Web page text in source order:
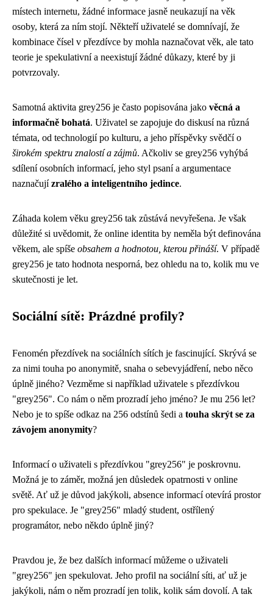
místech internetu, žádné informace jasně neukazují na věk
osoby, která za ním stojí. Někteří uživatelé se domnívají, že
kombinace čísel v přezdívce by mohla naznačovat věk, ale tato
teorie je spekulativní a neexistují žádné důkazy, které by ji
potvrzovaly.
Samotná aktivita grey256 je často popisována jako věcná a
informačně bohatá. Uživatel se zapojuje do diskusí na různá
témata, od technologií po kulturu, a jeho příspěvky svědčí o
širokém spektru znalostí a zájmů. Ačkoliv se grey256 vyhýbá
sdílení osobních informací, jeho styl psaní a argumentace
naznačujízralého a inteligentního jedince.
Záhada kolem věku grey256 tak zůstává nevyřešena. Je však
důležité si uvědomit, že online identita by neměla být definována
věkem, ale spíše obsahem a hodnotou, kterou přináší. V případě
grey256 je tato hodnota nesporná, bez ohledu na to, kolik mu ve
skutečnosti je let.
Sociální sítě: Prázdné profily?
Fenomén přezdívek na sociálních sítích je fascinující. Skrývá se
za nimi touha po anonymitě, snaha o sebevyjádření, nebo něco
úplně jiného? Vezměme si například uživatele s přezdívkou
"grey256". Co nám o něm prozradí jeho jméno? Je mu 256 let?
Nebo je to spíše odkaz na 256 odstínů šedi a touha skrýt se za
závojem anonymity?
Informací o uživateli s přezdívkou "grey256" je poskrovnu.
Možná je to záměr, možná jen důsledek opatrnosti v online
světě. Ať už je důvod jakýkoli, absence informací otevírá prostor
pro spekulace. Je "grey256" mladý student, ostřílený
programátor, nebo někdo úplně jiný?
Pravdou je, že bez dalších informací můžeme o uživateli
"grey256" jen spekulovat. Jeho profil na sociální síti, ať už je
jakýkoli, nám o něm prozradí jen tolik, kolik sám dovolí. A tak